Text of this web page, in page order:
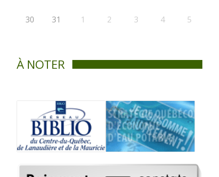
30 31 1 2 3 4 5
À NOTER